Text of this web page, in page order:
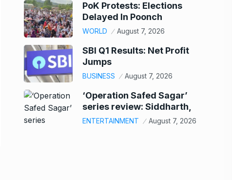
PoK Protests: Elections
Delayed In Poonch
WORLD August 7, 2026
SBI Q1 Results: Net Profit
Jumps
BUSINESS August 7, 2026
‘Operation Safed Sagar’
series review: Siddharth,
ENTERTAINMENT August 7, 2026